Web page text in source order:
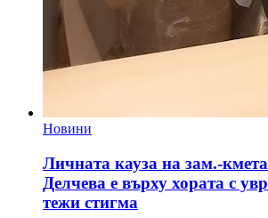
Новини
Личната кауза на зам.-
Делчева е върху хората с
тежи стигма